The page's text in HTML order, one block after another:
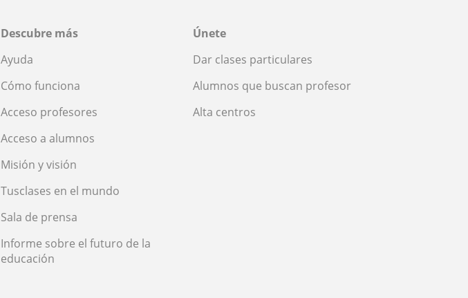
Descubre más
Ayuda
Cómo funciona
Acceso profesores
Acceso a alumnos
Misión y visión
Tusclases en el mundo
Sala de prensa
Informe sobre el futuro de la
educación
Únete
Dar clases particulares
Alumnos que buscan profesor
Alta centros